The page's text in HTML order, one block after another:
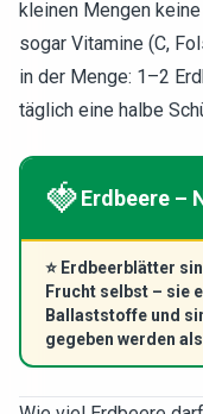
kleinen Mengen
sogar Vitamine (C,
in der Menge: 1–2
täglich eine halbe
🍓Erdbeere –
⭐ Erdbeerblätter
Frucht selbst – sie
Ballaststoffe und
gegeben werden